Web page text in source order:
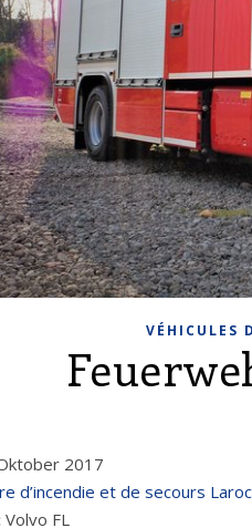
VÉHICULES
2017
d’incendie et de secours
Volvo FL